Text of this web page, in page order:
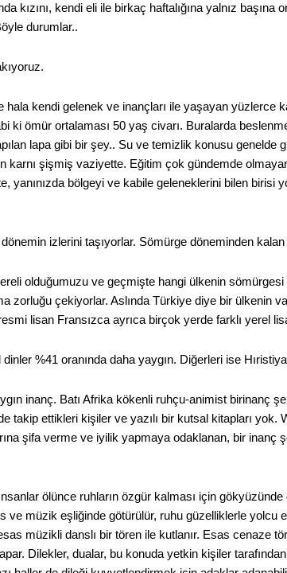
kızını, kendi eli ile birkaç haftalığına yalnız
durumlar..
hala kendi gelenek ve inançları ile yaşayan yüzlerce
ki ömür ortalaması 50 yaş civarı. Buralarda
lapa gibi bir şey.. Su ve temizlik konusu genelde
karnı şişmiş vaziyette. Eğitim çok gündemde
yanınızda bölgeyi ve kabile geleneklerini bilen birisi
izlerini taşıyorlar. Sömürge döneminden kalan
olduğumuzu ve geçmişte hangi ülkenin
zorluğu çekiyorlar. Aslında Türkiye diye bir ülkenin
lisan Fransızca ayrıca birçok yerde farklı yerel
%41 oranında daha yaygın. Diğerleri ise
inanç. Batı Afrika kökenli ruhçu-animist birinanç
takip ettikleri kişiler ve yazılı bir kutsal kitapları yok.
şifa verme ve iyilik yapmaya odaklanan, bir inanç
ölünce ruhların özgür kalması için
ve müzik eşliğinde götürülür, ruhu güzelliklerle yolcu
müzikli danslı bir tören ile kutlanır. Esas cenaze
Dilekler, dualar, bu konuda yetkin kişiler